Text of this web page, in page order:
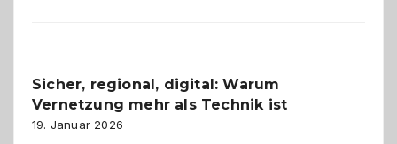
ein
dreifaches
Alaaf!
Sicher, regional, digital: Warum
Vernetzung mehr als Technik ist
19. Januar 2026